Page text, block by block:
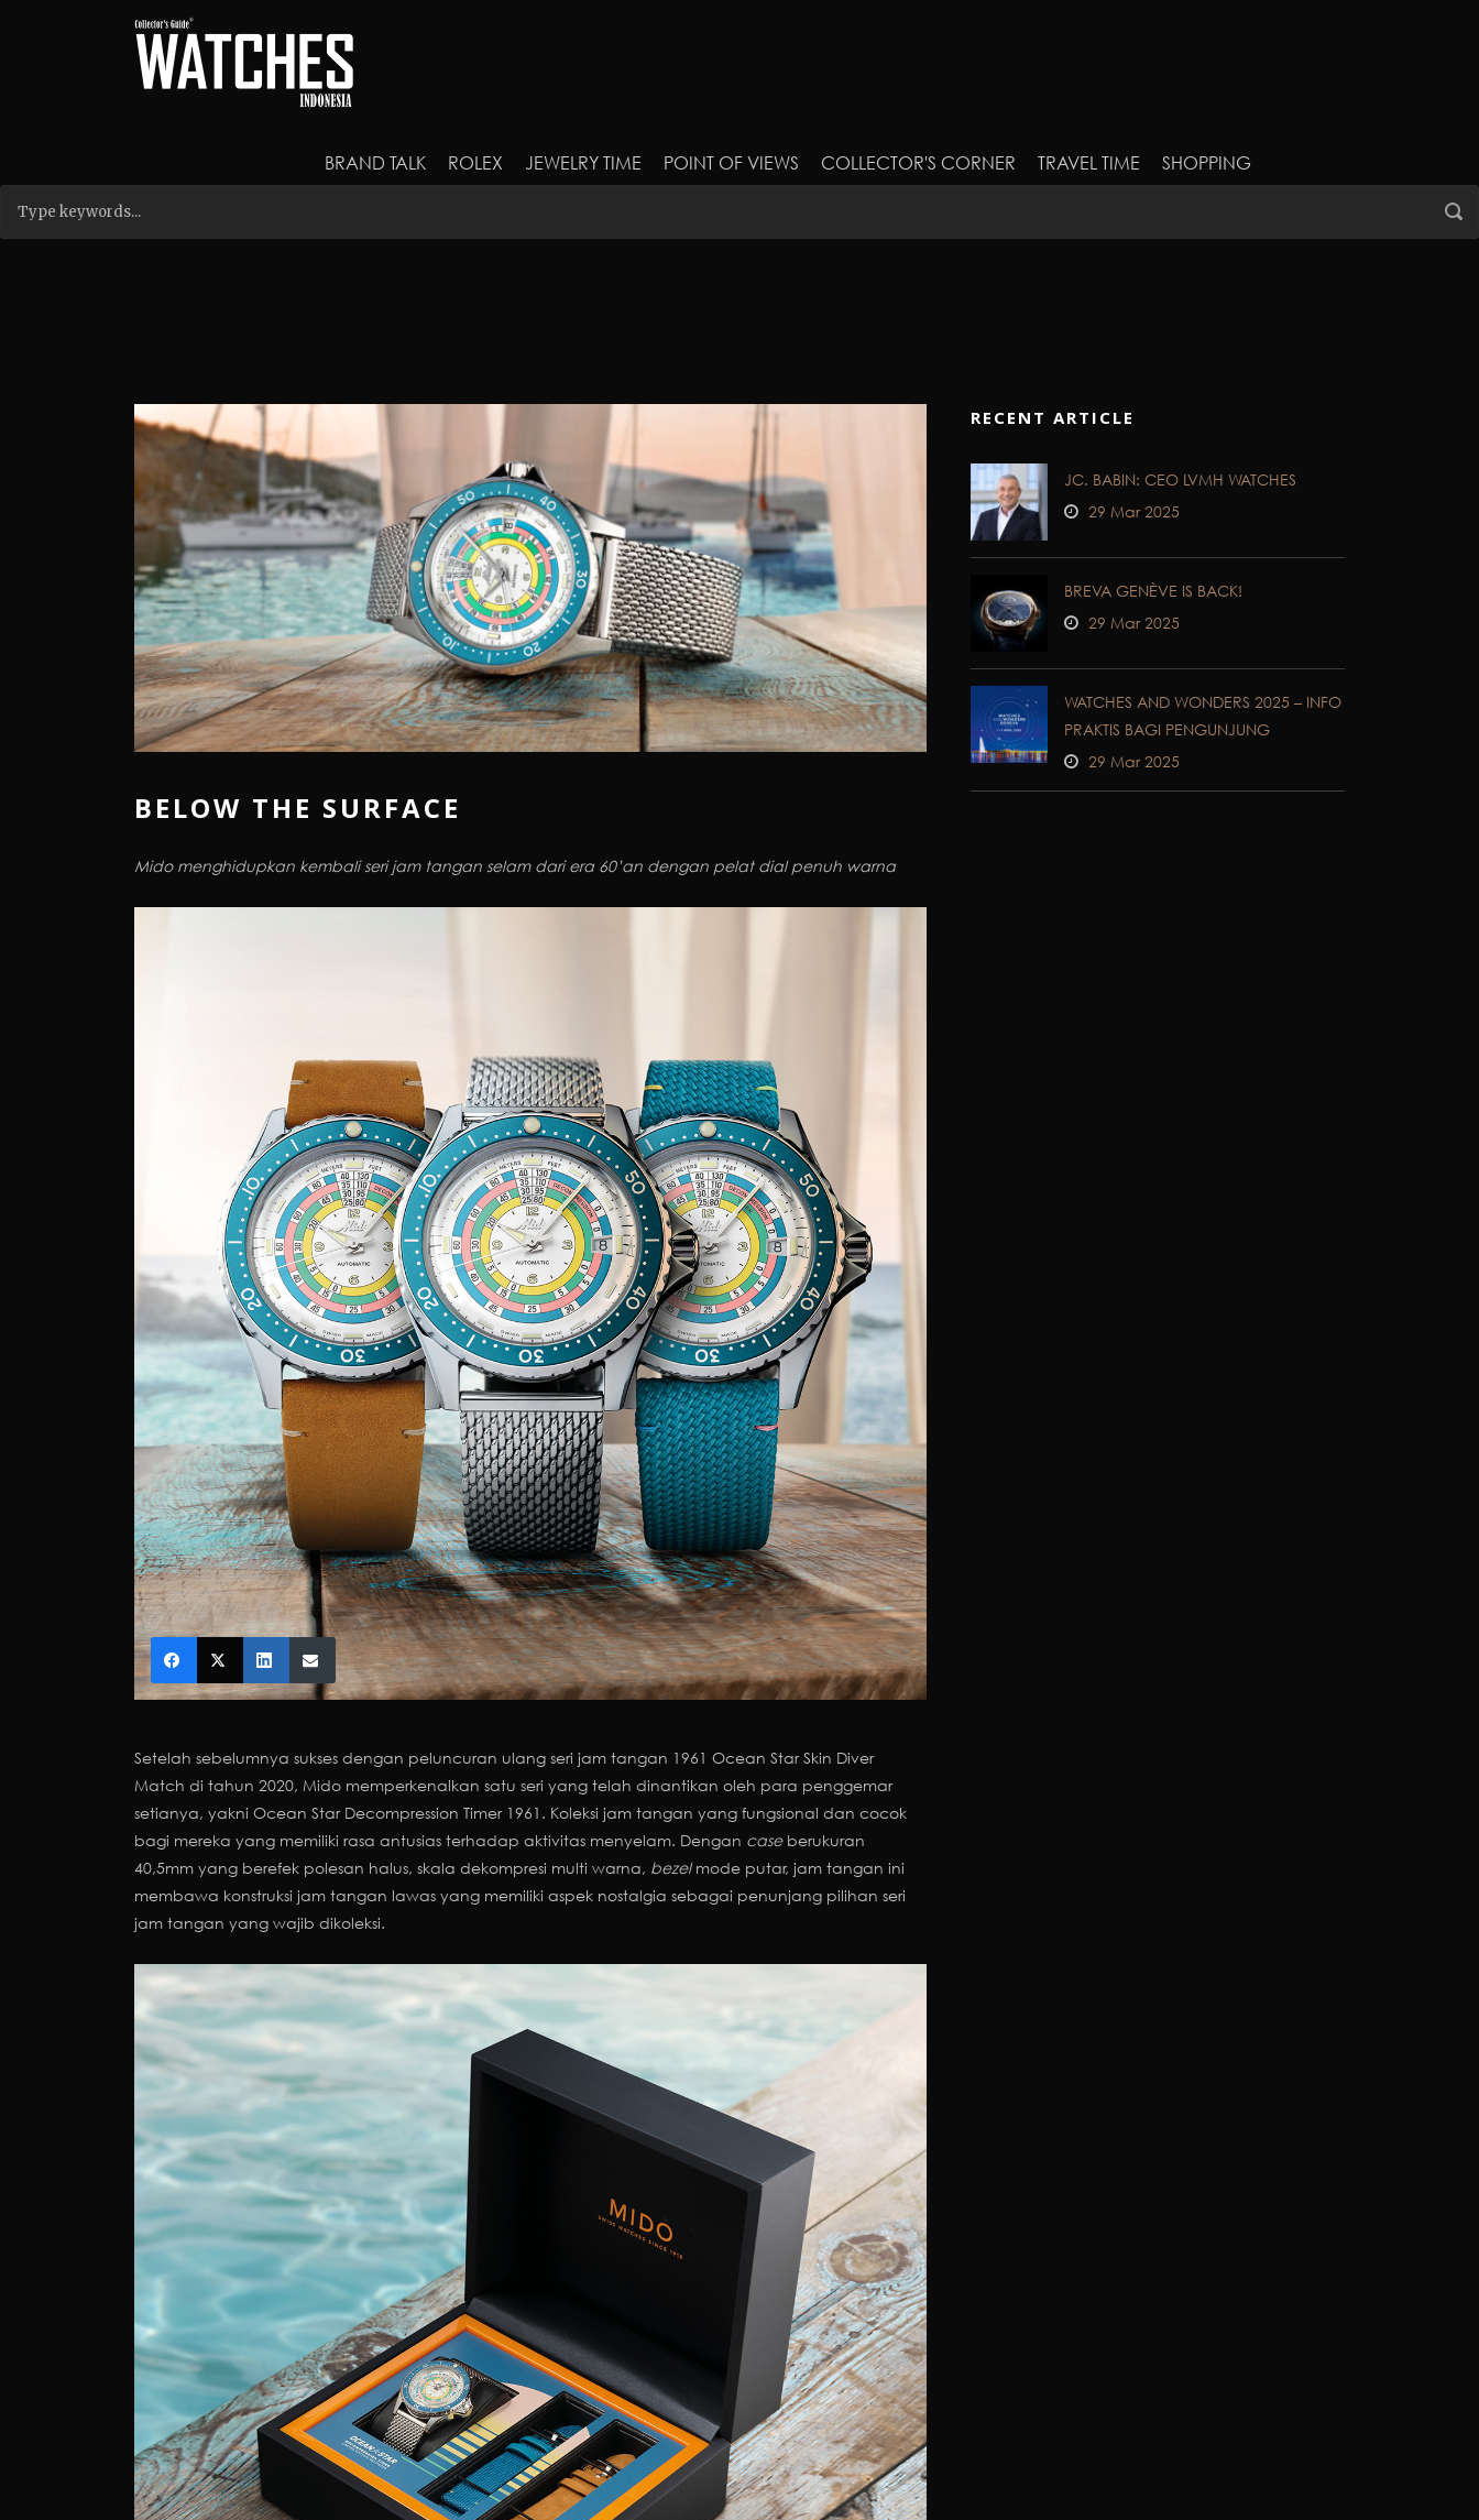
BRAND TALK ROLEX JEWELRY TIME POINT OF VIEWS COLLECTOR'S CORNER TRAVEL TIME SHOPPING
BELOW THE SURFACE
Mido menghidupkan kembali seri jam tangan selam dari era 60’an dengan pelat dial penuh warna
Setelah sebelumnya sukses dengan peluncuran ulang seri jam tangan 1961 Ocean Star Skin Diver
Match di tahun 2020, Mido memperkenalkan satu seri yang telah dinantikan oleh para penggemar
setianya, yakni Ocean Star Decompression Timer 1961. Koleksi jam tangan yang fungsional dan cocok
bagi mereka yang memiliki rasa antusias terhadap aktivitas menyelam. Dengan caseberukuran
40,5mm yang berefek polesan halus, skala dekompresi multi warna, bezelmode putar, jam tangan ini
membawa konstruksi jam tangan lawas yang memiliki aspek nostalgia sebagai penunjang pilihan seri
jam tangan yang wajib dikoleksi.
RECENT ARTICLE
JC. BABIN: CEO LVMH WATCHES
29 Mar 2025
BREVA GENÈVE IS BACK!
29 Mar 2025
WATCHES AND WONDERS 2025 – INFO
PRAKTIS BAGI PENGUNJUNG
29 Mar 2025